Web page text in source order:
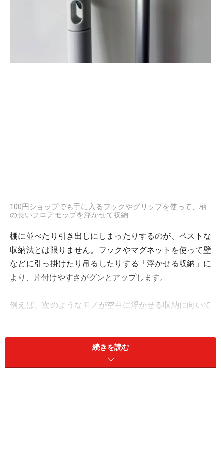
100円ショップでも手に入るフックやグリップを使って、柄
の長いフロアモップを浮かせて収納
棚に並べたり引き出しにしまったりするのが、ベストな
収納法とは限りません。フックやマグネットを使って壁
などに引っ掛けたり吊るしたりする「浮かせる収納」に
より、片付けやすさがグンとアップします。
例えば、次のようなモノが空中に浮かせる収納に向いて
繰り返し使う頻度の多いモノ
散らかりやすいモノ
水切りしたいモノ
続きを読む